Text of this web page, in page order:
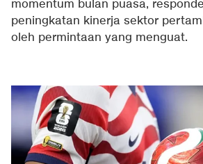
momentum bulan puasa,
peningkatan kinerja sektor
oleh permintaan yang menguat.